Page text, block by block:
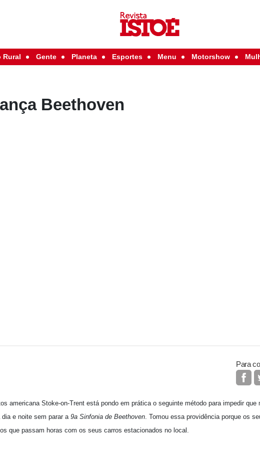
Rural Gente Planeta Esportes Menu Motorshow
Beethoven
Para
americana Stoke-on-Trent está pondo em prática o seguinte método para impedir que
e noite sem parar a9a Sinfonia de Beethoven. Tomou essa providência porque os
que passam horas com os seus carros estacionados no local.